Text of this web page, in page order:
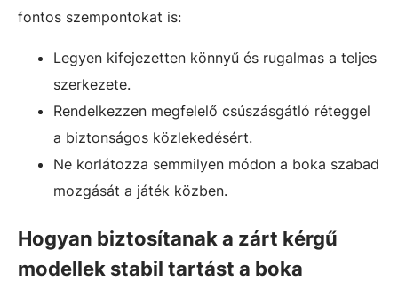
fontos szempontokat is:
Legyen kifejezetten könnyű és rugalmas a teljes
szerkezete.
Rendelkezzen megfelelő csúszásgátló réteggel
a biztonságos közlekedésért.
Ne korlátozza semmilyen módon a boka szabad
mozgását a játék közben.
Hogyan biztosítanak a zárt kérgű
modellek stabil tartást a boka